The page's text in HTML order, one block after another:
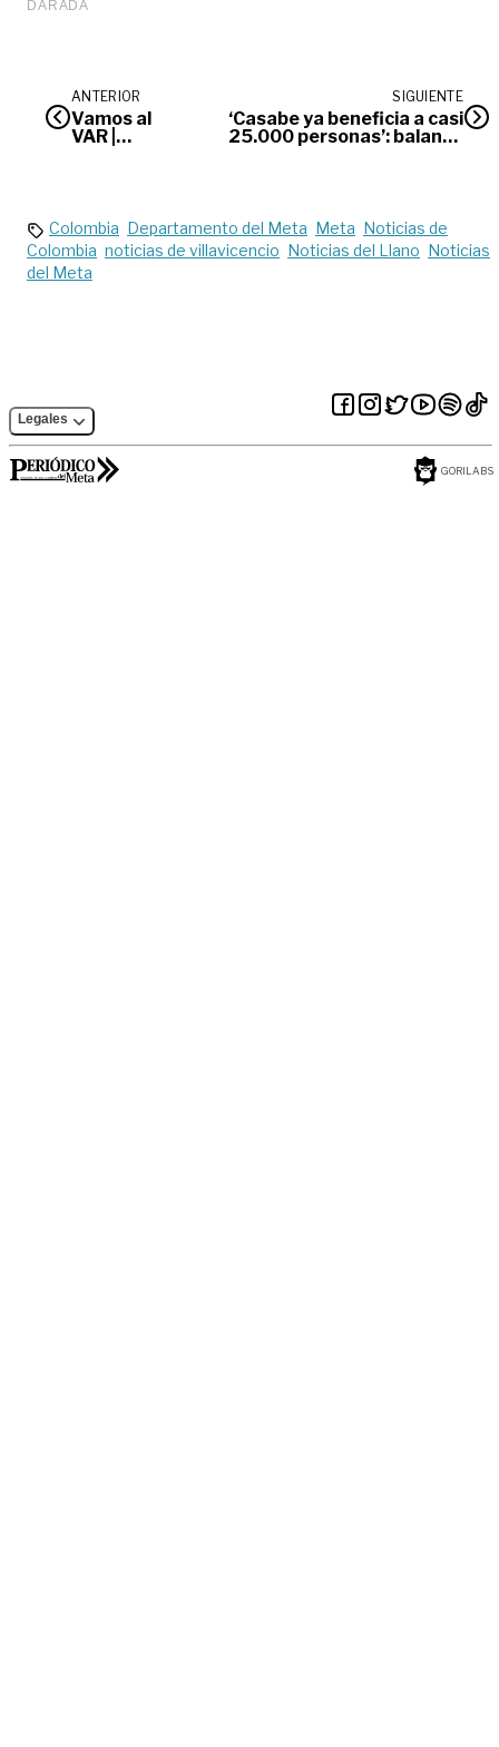
ANTERIOR
Vamos al
VAR |
SIGUIENTE
‘Casabe ya beneficia a casi
25.000 personas’: balance
Colombia Departamento del Meta Meta Noticias de
Colombia noticias de villavicencio Noticias del Llano Noticias
del Meta
Legales
GORILABS